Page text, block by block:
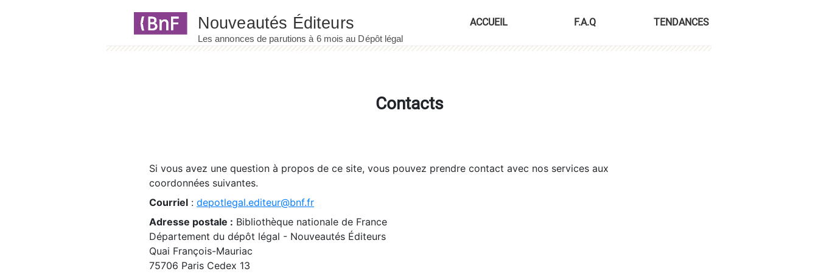
ACCUEIL F.A.Q TENDANCES
Contacts
Si vous avez une question à propos de ce site, vous pouvez prendre contact avec nos services aux
coordonnées suivantes.
Courriel : depotlegal.editeur@bnf.fr
Adresse postale : Bibliothèque nationale de France
Département du dépôt légal - Nouveautés Éditeurs
Quai François-Mauriac
75706 Paris Cedex 13